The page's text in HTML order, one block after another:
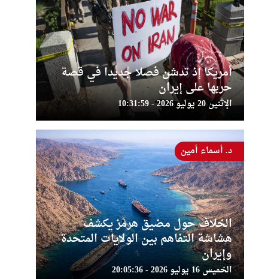
أمريكا إذ تدشن فصلا جديدا في قصة
حربها على إيران
الإثنين 20 يوليو 2026 - 10:31:59
الخلاف حول مضيق هرمز يكشف
هشاشة التفاهم بين الولايات المتحدة
وإيران
الخميس 16 يوليو 2026 - 20:05:36
د. أسماء أمين